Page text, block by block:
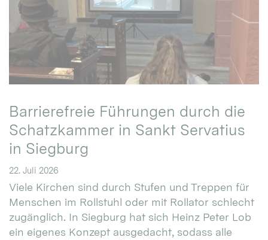
Barrierefreie Führungen durch die
Schatzkammer in Sankt Servatius
in Siegburg
22. Juli 2026
Viele Kirchen sind durch Stufen und Treppen für
Menschen im Rollstuhl oder mit Rollator schlecht
zugänglich. In Siegburg hat sich Heinz Peter Lob
ein eigenes Konzept ausgedacht, sodass alle